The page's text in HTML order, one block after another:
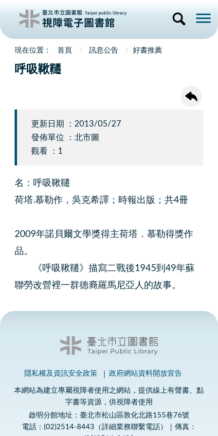
首頁 訊息公告 好書推薦
呼吸鞦韆
更新日期 ：2013/05/27
發佈單位 ：北市圖
觀看 ：1
名：呼吸鞦韆
荷塔.慕勒作，吳克希譯；時報出版；共4冊
2009年諾貝爾文學獎得主荷塔．慕勒得獎作
品。
《呼吸鞦韆》描寫二戰後1945到49年蘇
聯勞改營裡一群德裔羅馬尼亞人的故事。
隱私權及資訊安全政策 政府網站資料開放宣告
本網站為建立專屬視障者使用之網站，提供線上有聲書、點
字書等資源，供視障者使用
啟明分館地址：臺北市松山區敦化北路155巷76號
電話：(02)2514-8443（詳細業務聯繫電話）｜傳真：